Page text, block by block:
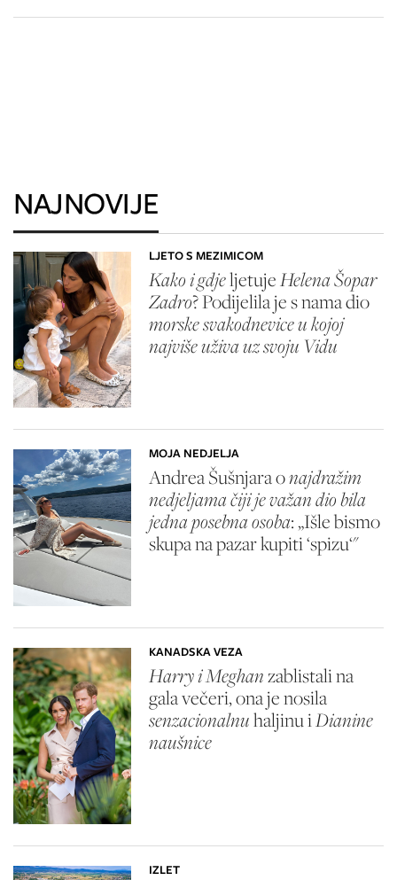
NAJNOVIJE
LJETO S MEZIMICOM
Kako i gdjeljetuje Helena Šopar
Zadro? Podijelila je s nama dio
morske svakodnevice u kojoj
najviše uživa uz svoju Vidu
MOJA NEDJELJA
Andrea Šušnjara onajdražim
nedjeljama čiji je važan dio bila
jedna posebna osoba: „Išle bismo
skupa na pazar kupiti ‘spizu‘"
KANADSKA VEZA
Harry i Meghanzablistali na
gala večeri, ona je nosila
senzacionalnuhaljinu iDianine
naušnice
IZLET